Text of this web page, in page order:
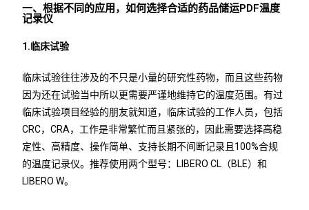
一、根据不同的应用，如何选择合适的药品储运PDF温度
记录仪
1.临床试验
临床试验往往涉及的不只是小量的研究性药物，而且这些药物
因为还在试验当中所以更需要严谨地维持它的温度范围。有过
临床试验项目经验的朋友就知道，临床试验的工作人员，包括
CRC，CRA，工作是非常繁忙而且紧张的，因此需要选择高稳
定性、高精度、操作简单、支持长期不间断记录且100%合规
的温度记录仪。推荐使用两个型号：LIBERO CL（BLE）和
LIBERO W。